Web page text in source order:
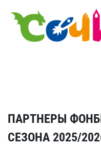
ПАРТНЕРЫ
СЕЗОНА 2025/